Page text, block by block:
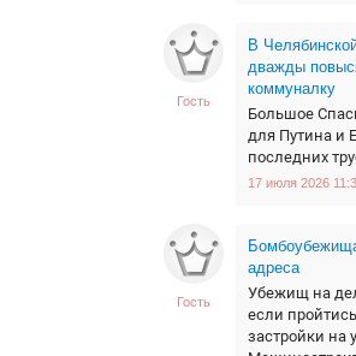
Гость
В
дважды
коммуналку
Большое
для Путина и
последних
17 июля 2026
Гость
адреса
Убежищ на
если
застройки на